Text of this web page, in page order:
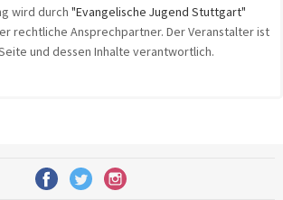
wird durch "Evangelische Jugend Stuttgart"
rechtliche Ansprechpartner. Der Veranstalter ist
und dessen Inhalte verantwortlich.